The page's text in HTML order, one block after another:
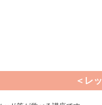
＜レ